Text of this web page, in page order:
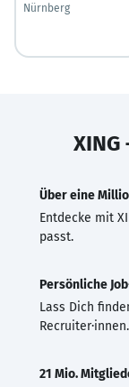
Nürnberg
Über eine
Entdecke mit
passt.
Persönliche
Lass Dich
Recruiter·innen.
21 Mio.